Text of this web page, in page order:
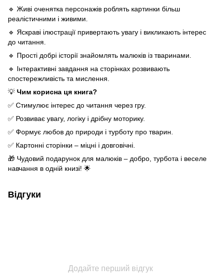
🔹 Живі оченятка персонажів роблять картинки більш
реалістичними і живими.
🔹 Яскраві ілюстрації привертають увагу і викликають інтерес
до читання.
🔹 Простi добрі історії знайомлять малюків із тваринами.
🔹 Інтерактивні завдання на сторінках розвивають
спостережливість та мислення.
💡 Чим корисна ця книга?
✅ Стимулює інтерес до читання через гру.
✅ Розвиває увагу, логіку і дрібну моторику.
✅ Формує любов до природи і турботу про тварин.
✅ Картонні сторінки – міцні і довговічні.
🎁 Чудовий подарунок для малюків – добро, турбота і веселе
навчання в одній книзі! 🌟
Відгуки
Додайте перший відгук